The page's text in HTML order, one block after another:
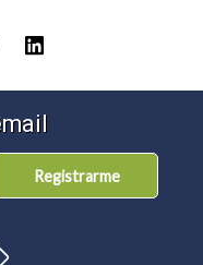
Registrarme